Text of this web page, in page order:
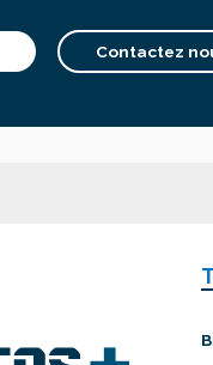
Contactez